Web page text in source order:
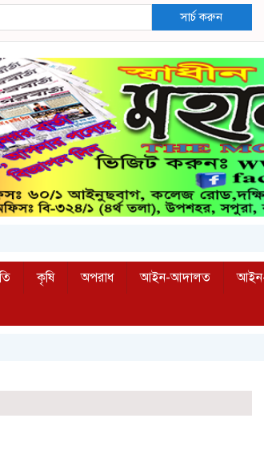
সার্চ করুন
কৃষি অপরাধ আইন-আদালত